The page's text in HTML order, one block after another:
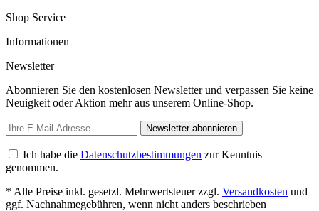
Shop Service
Informationen
Newsletter
Abonnieren Sie den kostenlosen Newsletter und verpassen Sie keine
Neuigkeit oder Aktion mehr aus unserem Online-Shop.
Newsletter abonnieren
Ich habe die Datenschutzbestimmungen zur Kenntnis
genommen.
* Alle Preise inkl. gesetzl. Mehrwertsteuer zzgl. Versandkosten und
ggf. Nachnahmegebühren, wenn nicht anders beschrieben